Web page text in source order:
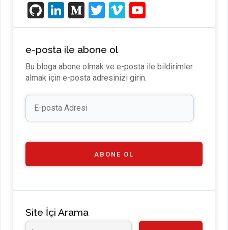
Gi
t
H
u
b
Li
n
ke
dI
n
M
e
di
u
m
T
wi
tt
er
Vi
m o
T
u
b
C
h
n
n
e-posta ile abone ol
Bu bloga abone olmak ve e-posta ile bildirimler
almak için e-posta adresinizi girin.
E-
posta
ABONE OL
Site İçi Arama